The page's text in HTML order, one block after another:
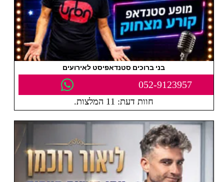
בני ברוכים סטנדאפיסט לאירועים
052-9123957
חוות דעת: 11 המלצות.